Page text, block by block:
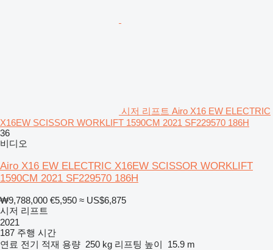
시저 리프트 Airo X16 EW ELECTRIC
X16EW SCISSOR WORKLIFT 1590CM 2021 SF229570 186H
36
비디오
Airo X16 EW ELECTRIC X16EW SCISSOR WORKLIFT
1590CM 2021 SF229570 186H
₩9,788,000 €5,950 ≈ US$6,875
시저 리프트
2021
187 주행 시간
연료 전기 적재 용량 250 kg 리프팅 높이
15.9 m